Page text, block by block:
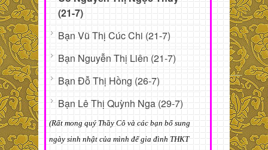
(21-7)
Bạn Vũ Thị Cúc Chi (21-7)
Bạn Nguyễn Thị Liên (21-7)
Bạn Đỗ Thị Hồng (26-7)
Bạn Lê Thị Quỳnh Nga (29-7)
(Rất mong quý Thầy Cô và các bạn bổ sung
ngày sinh nhật của mình để gia đình THKT